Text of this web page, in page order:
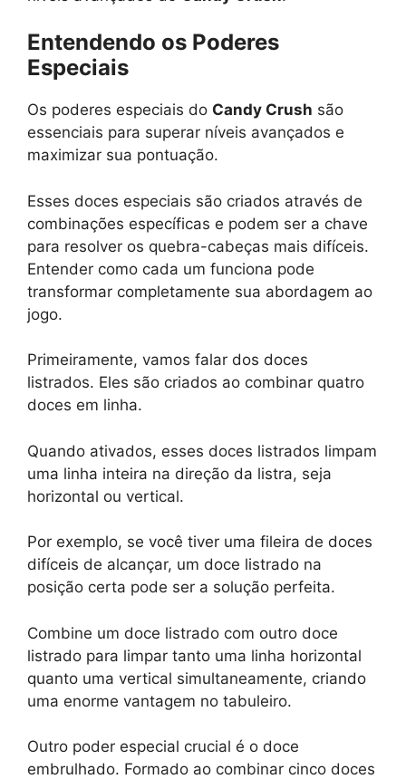
Entendendo os Poderes
Especiais
Os poderes especiais do Candy Crush são
essenciais para superar níveis avançados e
maximizar sua pontuação.
Esses doces especiais são criados através de
combinações específicas e podem ser a chave
para resolver os quebra-cabeças mais difíceis.
Entender como cada um funciona pode
transformar completamente sua abordagem ao
jogo.
Primeiramente, vamos falar dos doces
listrados. Eles são criados ao combinar quatro
doces em linha.
Quando ativados, esses doces listrados limpam
uma linha inteira na direção da listra, seja
horizontal ou vertical.
Por exemplo, se você tiver uma fileira de doces
difíceis de alcançar, um doce listrado na
posição certa pode ser a solução perfeita.
Combine um doce listrado com outro doce
listrado para limpar tanto uma linha horizontal
quanto uma vertical simultaneamente, criando
uma enorme vantagem no tabuleiro.
Outro poder especial crucial é o doce
embrulhado. Formado ao combinar cinco doces